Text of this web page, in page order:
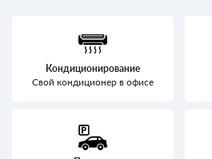
Кондиционирование
Свой кондиционер в офисе